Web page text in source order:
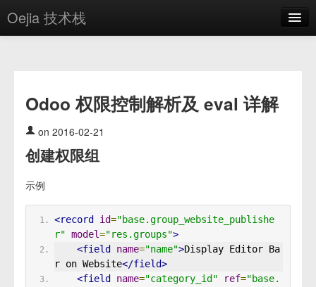
Oejia 技术栈
方案
OE学院
分享
关于
编辑器
Odoo 权限控制解析及 eval 详解
on 2016-02-21
创建权限组
示例
<record id="base.group_website_publishe
r" model="res.groups">
<field
name="name">Display Editor Ba
r on Website</field>
<field
name="category_id" ref="base.